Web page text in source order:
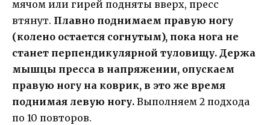
мячом или гирей подняты вверх, пресс
втянут. Плавно поднимаем правую ногу
(колено остается согнутым), пока нога не
станет перпендикулярной туловищу. Держа
мышцы пресса в напряжении, опускаем
правую ногу на коврик, в это же время
поднимая левую ногу. Выполняем 2 подхода
по 10 повторов.